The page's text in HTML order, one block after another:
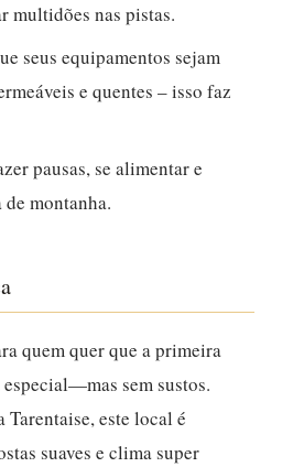
multidões nas pistas.
seus equipamentos sejam
e quentes – isso faz
pausas, se alimentar e
montanha.
quem quer que a primeira
sem sustos.
este local é
suaves e clima super